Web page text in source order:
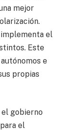
mejor
el
Este
e
propias
el gobierno
el